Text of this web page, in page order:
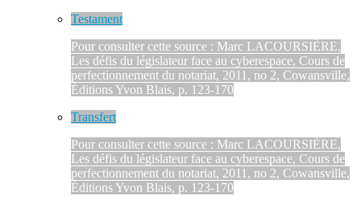
Testament
Pour consulter cette source : Marc LACOURSIÈRE,
Les défis du législateur face au cyberespace, Cours de
perfectionnement du notariat, 2011, no 2, Cowansville,
Éditions Yvon Blais, p. 123-170
Transfert
Pour consulter cette source : Marc LACOURSIÈRE,
Les défis du législateur face au cyberespace, Cours de
perfectionnement du notariat, 2011, no 2, Cowansville,
Éditions Yvon Blais, p. 123-170